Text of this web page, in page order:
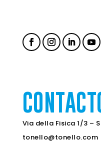
Via della Fisica 1/3 –
tonello@tonello.com